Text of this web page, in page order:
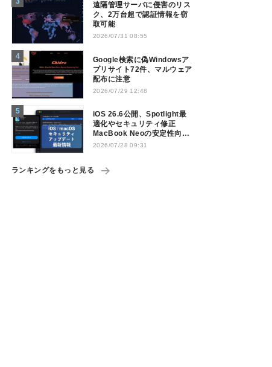
遠隔管理サーバに侵害のリス
ク、2万台超で認証情報を窃
取可能
2026/07/31 08:55
Google検索に偽Windowsア
プリサイト72件、マルウェア
配布に注意
2026/07/29 12:48
iOS 26.6公開、Spotlight最
適化やセキュリティ修正
MacBook Neoの安定性向上
も
2026/07/28 09:31
ランキングをもっと見る